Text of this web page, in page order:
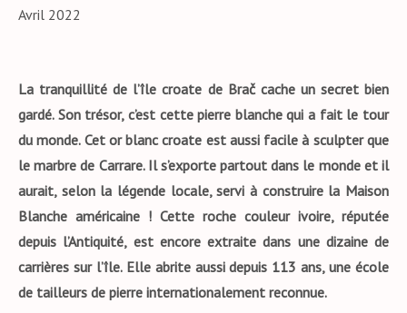
Avril 2022
La tranquillité de l’île croate de Brač cache un secret bien
gardé. Son trésor, c’est cette pierre blanche qui a fait le tour
du monde. Cet or blanc croate est aussi facile à sculpter que
le marbre de Carrare. Il s’exporte partout dans le monde et il
aurait, selon la légende locale, servi à construire la Maison
Blanche américaine ! Cette roche couleur ivoire, réputée
depuis l’Antiquité, est encore extraite dans une dizaine de
carrières sur l’île. Elle abrite aussi depuis 113 ans, une école
de tailleurs de pierre internationalement reconnue.